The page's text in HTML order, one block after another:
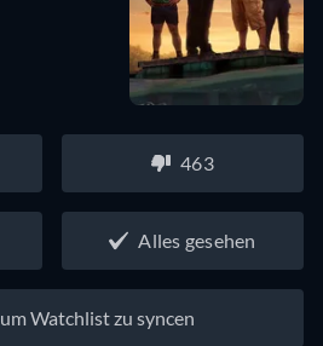
463
Alles gesehen
, um Watchlist zu syncen